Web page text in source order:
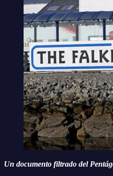
Un documento filtrado del